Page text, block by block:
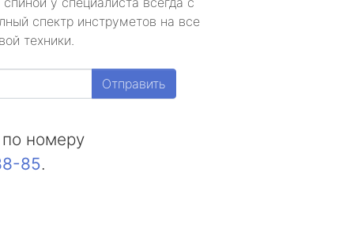
спектр инструметов на все
техники.
Отправить
номеру
85.